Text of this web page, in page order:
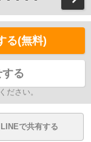
る(無料)
る
ださい。
LINEで共有する